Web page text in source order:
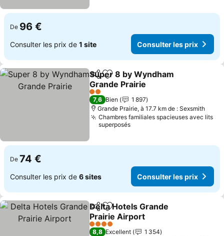
De 96 €
Consulter les prix de 1 site Consulter les prix
PartagerAjouter à mes favoris
Super 8 by Wyndham
Grande Prairie
2 Étoiles
7,6 Bien
1 897
Grande Prairie, à 17.7 km de : Sexsmith
Chambres familiales spacieuses avec lits
superposés
De 74 €
Consulter les prix de 6 sites Consulter les prix
PartagerAjouter à mes favoris
Delta Hotels Grande
Prairie Airport
4 Étoiles
8,8 Excellent
1 354